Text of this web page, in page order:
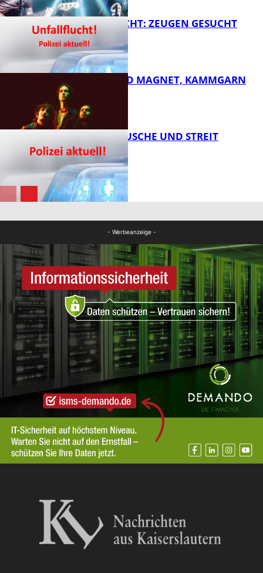
UNFALLFLUCHT: ZEUGEN GESUCHT
DIRTY SOUND MAGNET, KAMMGARN
KNALLGERÄUSCHE UND STREIT
- Werbeanzeige -